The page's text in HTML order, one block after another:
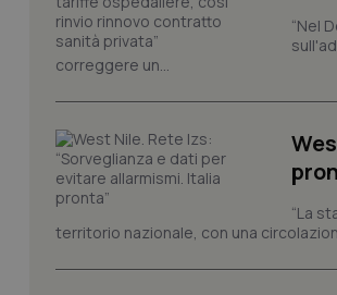
“Nel
correggere un...
“La
territorio nazionale, con una